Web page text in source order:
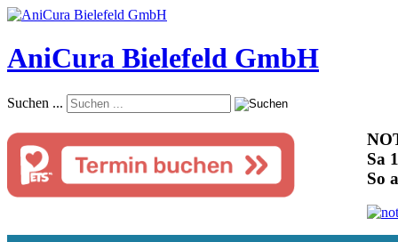
AniCura Bielefeld GmbH
Suchen ...
Sa
So